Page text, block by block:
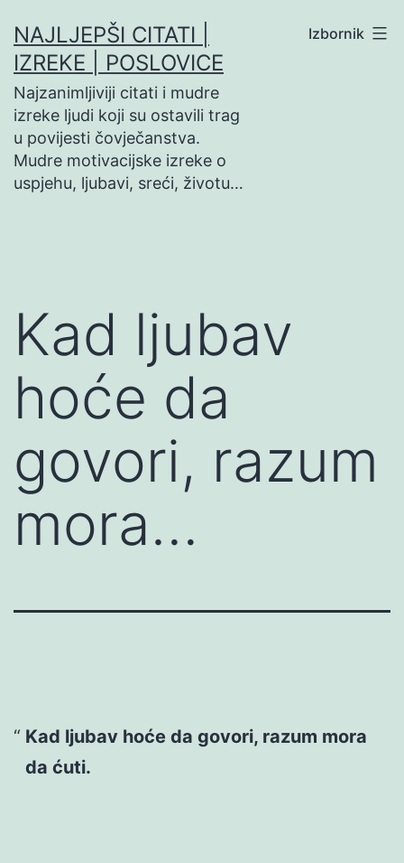
na
sadržaj
NAJLJEPŠI CITATI |
IZREKE | POSLOVICE
Najzanimljiviji citati i mudre
izreke ljudi koji su ostavili trag
u povijesti čovječanstva.
Mudre motivacijske izreke o
uspjehu, ljubavi, sreći, životu…
Izbornik
Kad ljubav
hoće da
govori, razum
mora…
Kad ljubav hoće da govori, razum mora
da ćuti.